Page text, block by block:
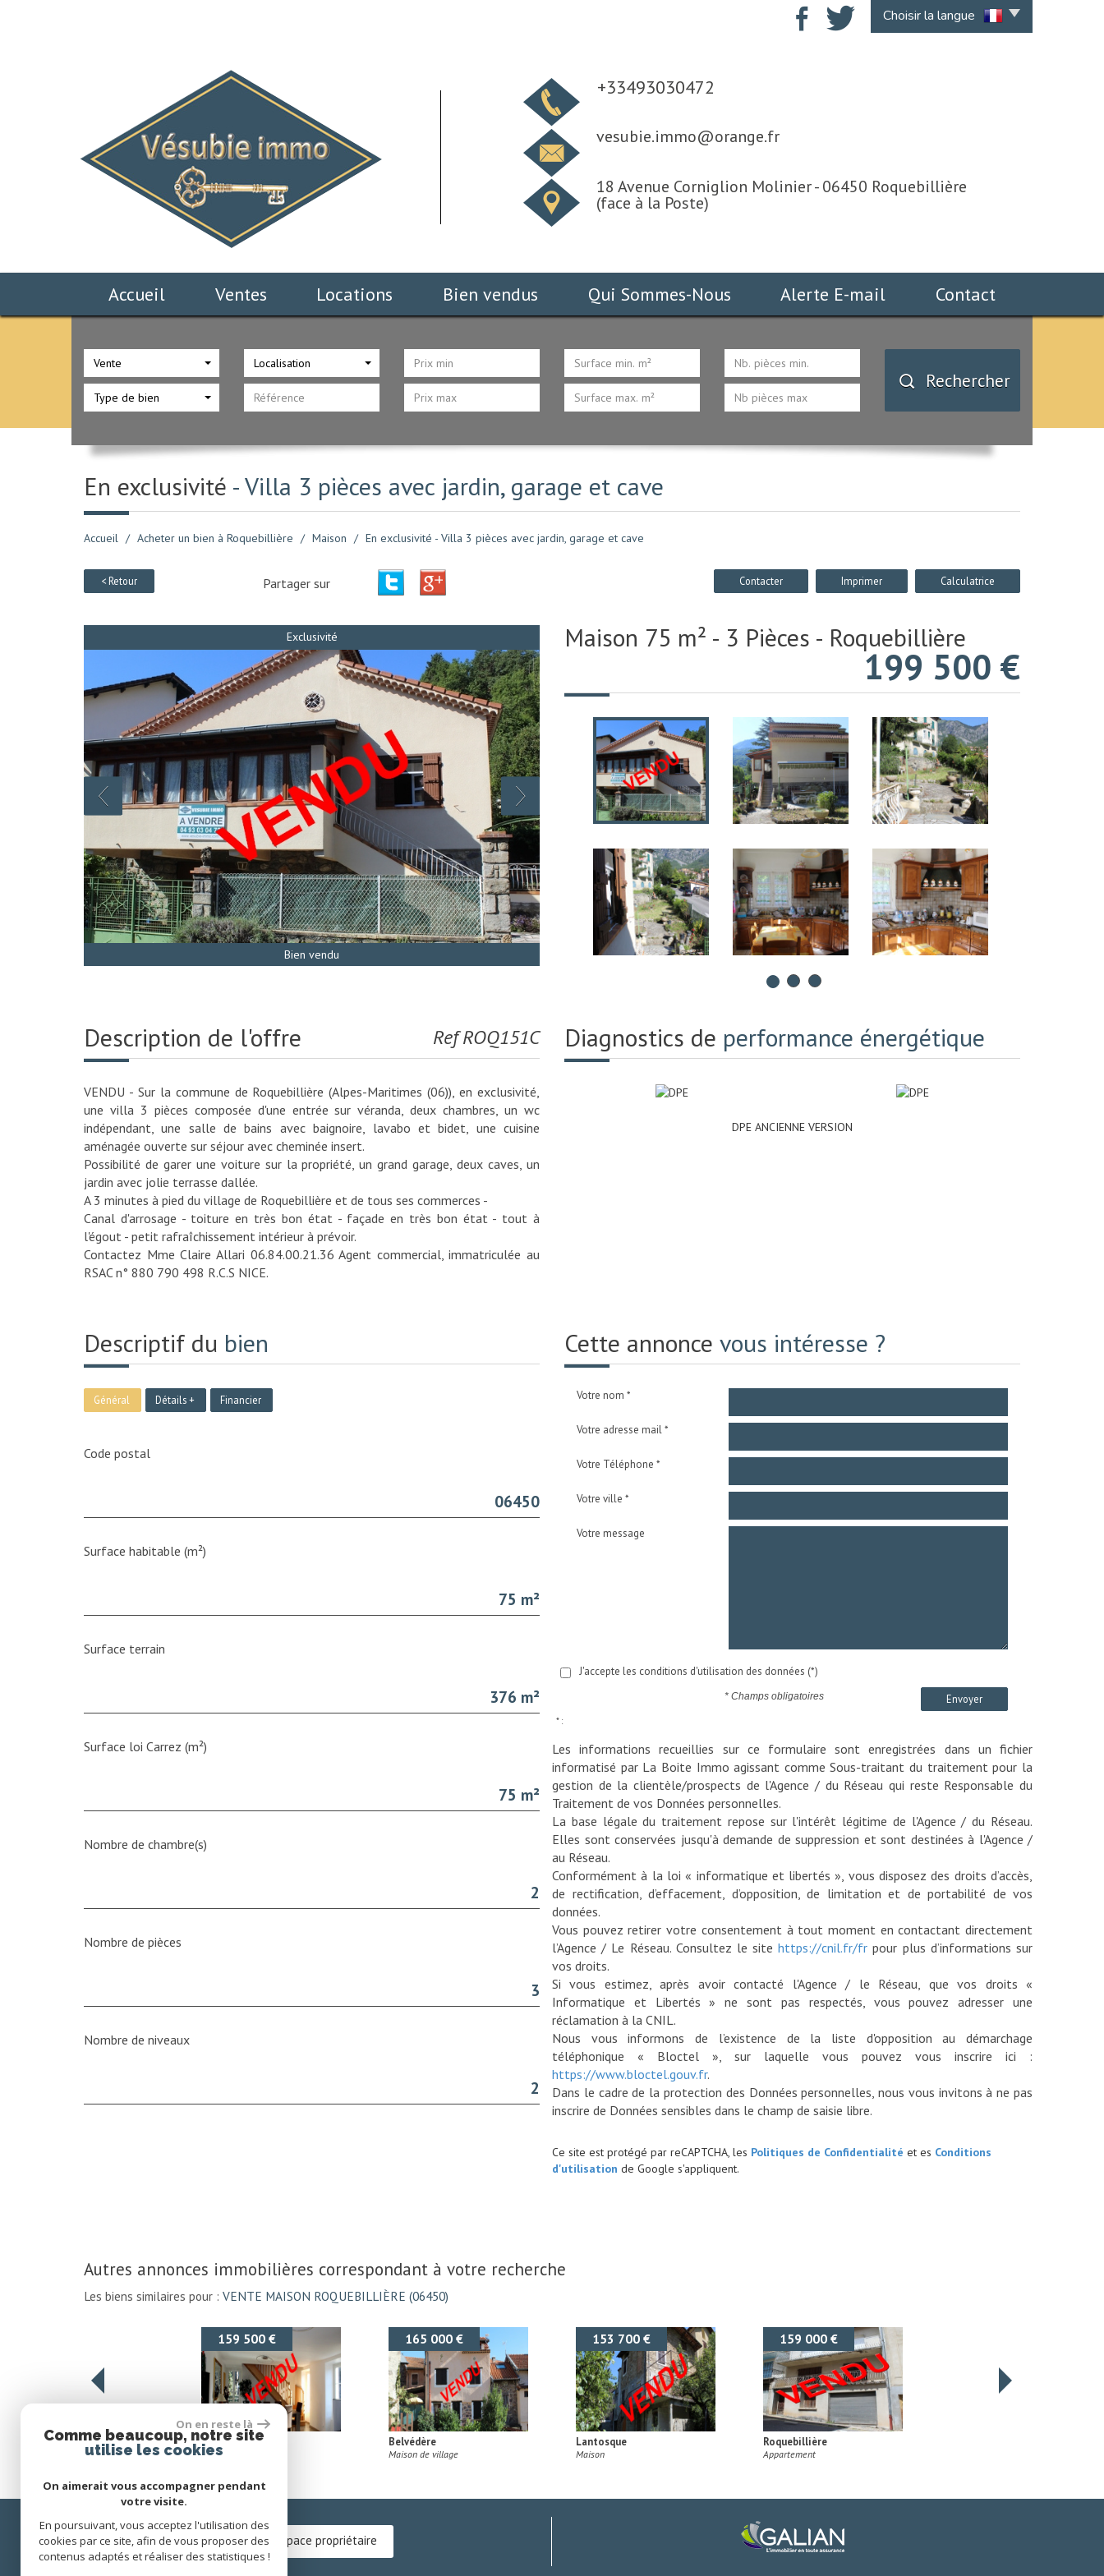
Choisir la langue
+33493030472
vesubie.immo@orange.fr
18 Avenue Corniglion Molinier - 06450 Roquebillière
(face à la Poste)
Accueil Ventes Locations Bien vendus Qui Sommes-Nous Alerte E-mail Contact
Vente
Type de bien
Localisation
Rechercher
En exclusivité - Villa 3 pièces avec jardin, garage et cave
Accueil Acheter un bien à Roquebillière Maison En exclusivité - Villa 3 pièces avec jardin, garage et cave
< Retour Partager sur Contacter Imprimer Calculatrice
Bien vendu
Exclusivité Maison 75 m² - 3 Pièces - Roquebillière
199 500 €
Description de l'offre Ref ROQ151C
VENDU - Sur la commune de Roquebillière (Alpes-Maritimes (06)), en exclusivité,
une villa 3 pièces composée d'une entrée sur véranda, deux chambres, un wc
indépendant, une salle de bains avec baignoire, lavabo et bidet, une cuisine
aménagée ouverte sur séjour avec cheminée insert.
Possibilité de garer une voiture sur la propriété, un grand garage, deux caves, un
jardin avec jolie terrasse dallée.
A 3 minutes à pied du village de Roquebillière et de tous ses commerces -
Canal d'arrosage - toiture en très bon état - façade en très bon état - tout à
l'égout - petit rafraîchissement intérieur à prévoir.
Contactez Mme Claire Allari 06.84.00.21.36 Agent commercial, immatriculée au
RSAC n° 880 790 498 R.C.S NICE.
Diagnostics de performance énergétique
DPE ANCIENNE VERSION
Descriptif du bien
Général Détails + Financier
Code postal
06450
Surface habitable (m²)
75 m²
surface terrain
376 m²
Surface loi Carrez (m²)
75 m²
Nombre de chambre(s)
2
Nombre de pièces
3
Nombre de niveaux
2
Cette annonce vous intéresse ?
Votre nom *
Votre adresse mail *
Votre Téléphone *
Votre ville *
Votre message
J'accepte les conditions d'utilisation des données (*)
Envoyer
* Champs obligatoires
* :
Les informations recueillies sur ce formulaire sont enregistrées dans un fichier
informatisé par La Boite Immo agissant comme Sous-traitant du traitement pour la
gestion de la clientèle/prospects de l'Agence / du Réseau qui reste Responsable du
Traitement de vos Données personnelles.
La base légale du traitement repose sur l'intérêt légitime de l'Agence / du Réseau.
Elles sont conservées jusqu'à demande de suppression et sont destinées à l'Agence /
au Réseau.
Conformément à la loi « informatique et libertés », vous disposez des droits d’accès,
de rectification, d’effacement, d’opposition, de limitation et de portabilité de vos
données.
Vous pouvez retirer votre consentement à tout moment en contactant directement
l’Agence / Le Réseau. Consultez le sitehttps://cnil.fr/fr pour plus d’informations sur
vos droits.
Si vous estimez, après avoir contacté l'Agence / le Réseau, que vos droits «
Informatique et Libertés » ne sont pas respectés, vous pouvez adresser une
réclamation à la CNIL.
Nous vous informons de l’existence de la liste d'opposition au démarchage
téléphonique « Bloctel », sur laquelle vous pouvez vous inscrire ici :
https://www.bloctel.gouv.fr.
Dans le cadre de la protection des Données personnelles, nous vous invitons à ne pas
Ce site est protégé par reCAPTCHA, les Politiques de Confidentialité et es Conditions
d'utilisation de Google s'appliquent.
autres annonces immobilières correspondant à votre recherche
Les biens similaires pour : VENTE MAISON ROQUEBILLIÈRE (06450)
169 000 €
Roquebillière
Appartement
168 000 €
Roquebillière
Appartement
159 500 €
Roquebillière
Appartement
157 000 €
Utelle
Appartement
Espace propriétaire
On en reste là
Comme beaucoup, notre site
utilise les cookies
On aimerait vous accompagner pendant
votre visite.
En poursuivant, vous acceptez l'utilisation des
cookies par ce site, afin de vous proposer des
contenus adaptés et réaliser des statistiques !